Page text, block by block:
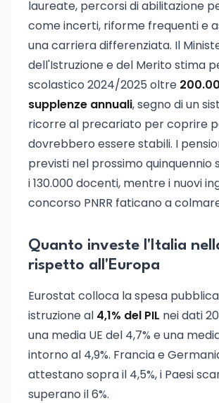
laureate, percorsi di abilitazione
come incerti, riforme frequenti e
una carriera differenziata. Il
dell'Istruzione e del Merito stima
scolastico 2024/2025 oltre
supplenze annuali, segno di un
ricorre al precariato per coprire
dovrebbero essere stabili. I
previsti nel prossimo quinquennio
i 130.000 docenti, mentre i nuovi
concorso PNRR faticano a
Quanto investe l'Italia
rispetto all'Europa
Eurostat colloca la spesa
istruzione al 4,1% del PIL nei dati
una media UE del 4,7% e una
intorno al 4,9%. Francia e
attestano sopra il 4,5%, i Paesi
superano il 6%.